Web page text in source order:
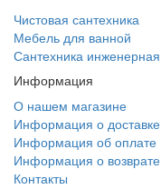
Чистовая сантехника
Мебель для ванной
Сантехника инженерная
Информация
О нашем магазине
Информация о доставке
Информация об оплате
Информация о возврате
Контакты